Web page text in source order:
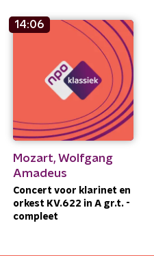
14:06
Mozart, Wolfgang
Amadeus
Concert voor klarinet en
orkest KV.622 in A gr.t. -
compleet